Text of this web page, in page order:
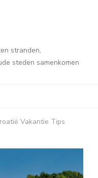
stranden,
steden samenkomen
Vakantie Tips